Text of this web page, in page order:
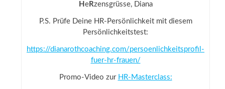
H eRzensgrüsse, Diana
P.S. Prüfe Deine HR-Persönlichkeit mit diesem
Persönlichkeitstest:
https://dianarothcoaching.com/persoenlichkeitsprofil-
fuer-hr-frauen/
Promo-Video zur HR-Masterclass: